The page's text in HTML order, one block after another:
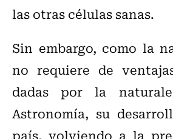
las otras células sanas.
Sin embargo, como la
no requiere de
dadas por la
Astronomía, su
país, volviendo a la